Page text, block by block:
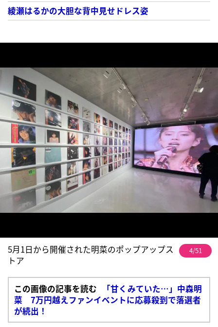
綾瀬はるかの大胆な背中見せドレス姿
5月1日から開催された明菜のポップアップス
トア
4/51
この画像の記事を読む
「甘くみていた…」中森明
菜 7万円越えファンイベントに応募殺到で落選者
が続出！